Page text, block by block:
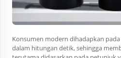
Konsumen modern dihadapkan
dalam hitungan detik, sehingga